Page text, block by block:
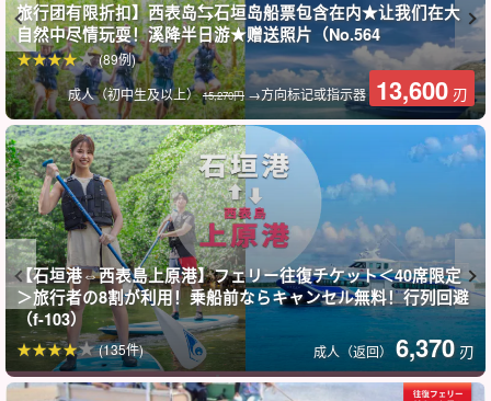
Pinai = 胡子 "和 "Saara = 垂下"。这个名字的由来是因为皮奈
萨拉像龙须一样垂下来。
旅行团有限折扣】西表岛⇆石垣岛船票包含在内★让我们在大
自然中尽情玩耍！溪降半日游★赠送照片（No.564
成人（初中生及以上）15,270円→方向标记或指示器 13,600 刃
(89例)
【石垣港⇔西表島上原港】フェリー往復チケット＜40席限定
＞旅行者の8割が利用！乗船前ならキャンセル無料！行列回避
（f-103）
成人（返回） 6,370 刃
(135件)